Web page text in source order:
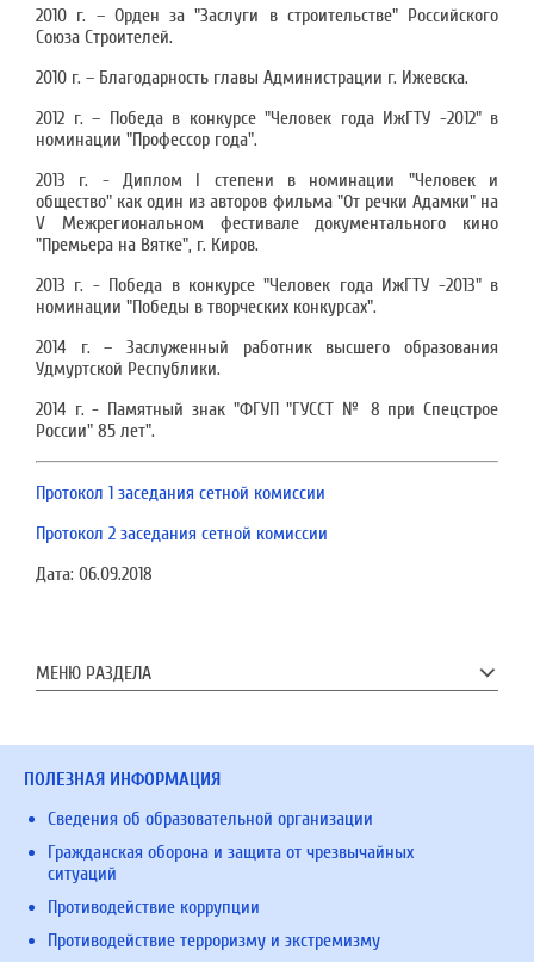
2010 г. – Орден за "Заслуги в строительстве" Российского
Союза Строителей.
2010 г. – Благодарность главы Администрации г. Ижевска.
2012 г. – Победа в конкурсе "Человек года ИжГТУ -2012" в
номинации "Профессор года".
2013 г. - Диплом I степени в номинации "Человек и
общество" как один из авторов фильма "От речки Адамки" на
V Межрегиональном фестивале документального кино
"Премьера на Вятке", г. Киров.
2013 г. - Победа в конкурсе "Человек года ИжГТУ -2013" в
номинации "Победы в творческих конкурсах".
2014 г. – Заслуженный работник высшего образования
Удмуртской Республики.
2014 г. - Памятный знак "ФГУП "ГУССТ № 8 при Спецстрое
России" 85 лет".
Протокол 1 заседания сетной комиссии
Протокол 2 заседания сетной комиссии
Дата: 06.09.2018
МЕНЮ РАЗДЕЛА
ПОЛЕЗНАЯ ИНФОРМАЦИЯ
Сведения об образовательной организации
Гражданская оборона и защита от чрезвычайных
ситуаций
Противодействие коррупции
Противодействие терроризму и экстремизму